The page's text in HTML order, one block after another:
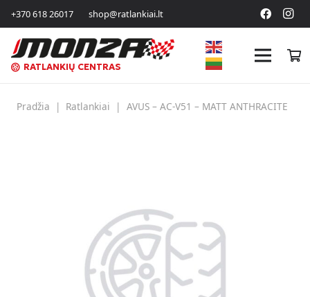
+370 618 26017 shop@ratlankiai.lt
RATLANKIŲ CENTRAS
Pradžia | Ratlankiai | AVUS – AC-V51 – MATT ANTHRACITE